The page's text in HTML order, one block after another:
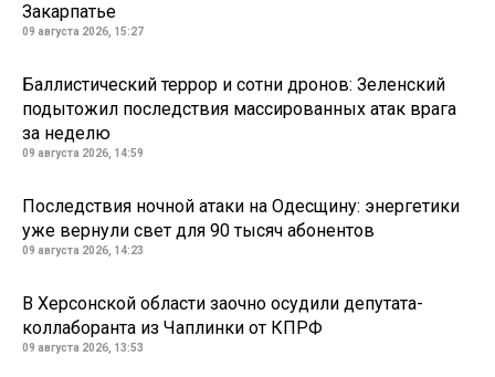
Закарпатье
09 августа 2026, 15:27
Баллистический террор и сотни дронов: Зеленский
подытожил последствия массированных атак врага
за неделю
09 августа 2026, 14:59
Последствия ночной атаки на Одесщину: энергетики
уже вернули свет для 90 тысяч абонентов
09 августа 2026, 14:23
В Херсонской области заочно осудили депутата-
коллаборанта из Чаплинки от КПРФ
09 августа 2026, 13:53